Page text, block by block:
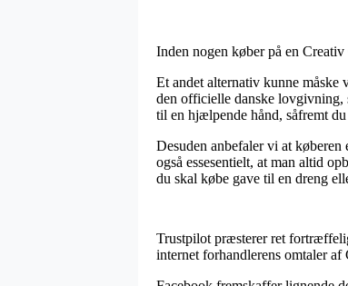
Inden nogen køber på en
Et andet alternativ kunne
den officielle danske lovgivning,
til en hjælpende hånd, såfremt
Desuden anbefaler vi at
også essesentielt, at man altid
du skal købe gave til en dreng
Trustpilot præsterer ret
internet forhandlerens omtaler